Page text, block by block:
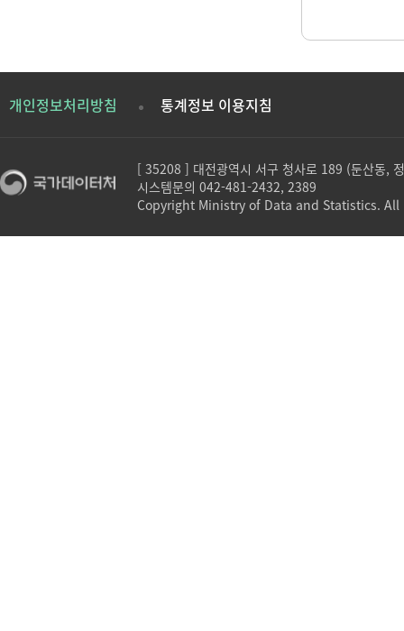
개인정보처리방침 통계정보 이용지침
[ 35208 ] 대전광역시 서구 청사로 189 (둔산동,
시스템문의 042-481-2432, 2389
Copyright Ministry of Data and Statistics.